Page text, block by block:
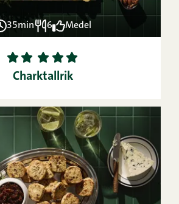
35min 6 Medel
1 2 3 4
5
Charktallrik